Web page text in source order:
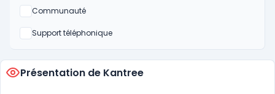
Communauté
Non
Support téléphonique
Non
Présentation de Kantree